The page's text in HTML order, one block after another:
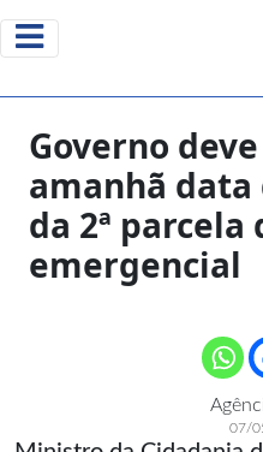
Governo
amanhã
da 2ª
emergencial
07/